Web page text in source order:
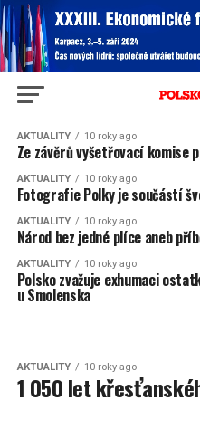
AKTUALITY 10 roky ago
Ze závěrů vyšetřovací komise
AKTUALITY 10 roky ago
Fotografie Polky je součástí
AKTUALITY 10 roky ago
Národ bez jedné plíce aneb
AKTUALITY 10 roky ago
Polsko zvažuje exhumaci
u Smolenska
AKTUALITY 10 roky ago
1 050 let